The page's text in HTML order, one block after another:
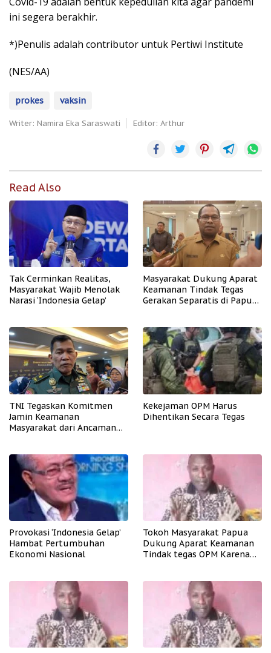
ini segera berakhir.
*)Penulis adalah contributor untuk Pertiwi Institute
(NES/AA)
prokes vaksin
Writer: Namira Eka Saraswati Editor: Arthur
Read Also
Tak Cerminkan Realitas,
Masyarakat Wajib Menolak
Narasi ‘Indonesia Gelap’
Masyarakat Dukung Aparat
Keamanan Tindak Tegas
Gerakan Separatis di Papua
TNI Tegaskan Komitmen
Jamin Keamanan
Masyarakat dari Ancaman
Kekejaman OPM Harus
Dihentikan Secara Tegas
Provokasi ‘Indonesia Gelap’
Hambat Pertumbuhan
Ekonomi Nasional
Tokoh Masyarakat Papua
Dukung Aparat Keamanan
Tindak tegas OPM Karena